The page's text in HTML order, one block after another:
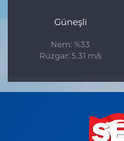
Güneşli
Nem: %33
Rüzgar: 5.31 m/s